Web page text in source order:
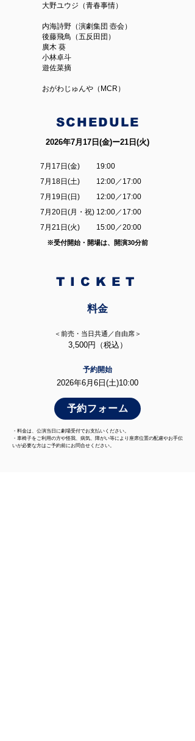
大野ユウジ（青春事情）
内海詩野（演劇集団 壺会）
後藤飛鳥（五反田団）
廣木 葵
小林卓斗
遊佐菜摘
おがわじゅんや（MCR）
SCHEDULE
2026年7月17日(金)ー21日(火)
7月17日(金) 19:00
7月18日(土) 12:00／17:00
7月19日(日) 12:00／17:00
7月20日(月・祝) 12:00／17:00
7月21日(火) 15:00／20:00
※受付開始・開場は、開演30分前
TICKET
料金
＜前売・当日共通／自由席＞
3,500円（税込）
予約開始
2026年6月6日(土)10:00
予約フォーム
・料金は、公演当日に劇場受付でお支払いください。
・車椅子をご利用の方や怪我、病気、障がい等により座席位置の配慮やお手伝
いが必要な方はご予約前にお問合せください。